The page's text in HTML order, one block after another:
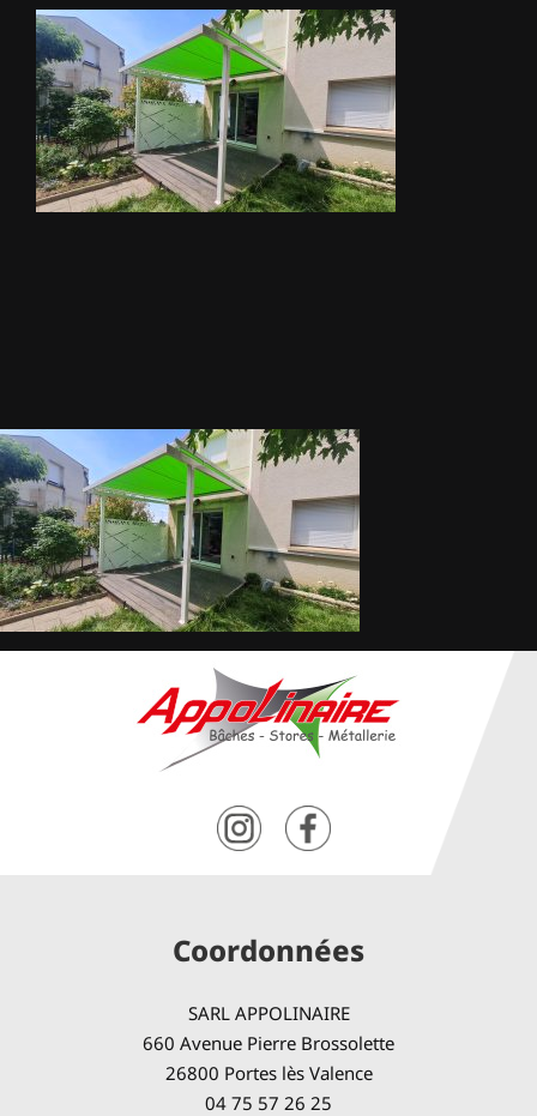
METALLERIE
ÉQUIPEMENTS AGRICOLES
Coordonnées
SARL APPOLINAIRE
660 Avenue Pierre Brossolette
26800 Portes lès Valence
04 75 57 26 25